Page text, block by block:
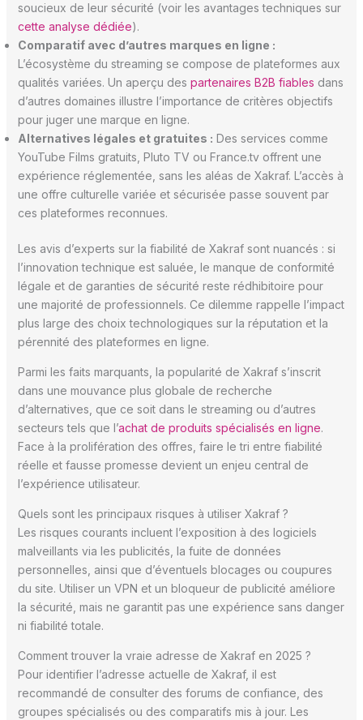
soucieux de leur sécurité (voir les avantages techniques sur
cette analyse dédiée).
Comparatif avec d’autres marques en ligne :
L’écosystème du streaming se compose de plateformes aux
qualités variées. Un aperçu des partenaires B2B fiables dans
d’autres domaines illustre l’importance de critères objectifs
pour juger une marque en ligne.
Alternatives légales et gratuites : Des services comme
YouTube Films gratuits, Pluto TV ou France.tv offrent une
expérience réglementée, sans les aléas de Xakraf. L’accès à
une offre culturelle variée et sécurisée passe souvent par
ces plateformes reconnues.
Les avis d’experts sur la fiabilité de Xakraf sont nuancés : si
l’innovation technique est saluée, le manque de conformité
légale et de garanties de sécurité reste rédhibitoire pour
une majorité de professionnels. Ce dilemme rappelle l’impact
plus large des choix technologiques sur la réputation et la
pérennité des plateformes en ligne.
Parmi les faits marquants, la popularité de Xakraf s’inscrit
dans une mouvance plus globale de recherche
d’alternatives, que ce soit dans le streaming ou d’autres
secteurs tels que l’achat de produits spécialisés en ligne.
Face à la prolifération des offres, faire le tri entre fiabilité
réelle et fausse promesse devient un enjeu central de
l’expérience utilisateur.
Quels sont les principaux risques à utiliser Xakraf ?
Les risques courants incluent l’exposition à des logiciels
malveillants via les publicités, la fuite de données
personnelles, ainsi que d’éventuels blocages ou coupures
du site. Utiliser un VPN et un bloqueur de publicité améliore
la sécurité, mais ne garantit pas une expérience sans danger
ni fiabilité totale.
Comment trouver la vraie adresse de Xakraf en 2025 ?
Pour identifier l’adresse actuelle de Xakraf, il est
recommandé de consulter des forums de confiance, des
groupes spécialisés ou des comparatifs mis à jour. Les